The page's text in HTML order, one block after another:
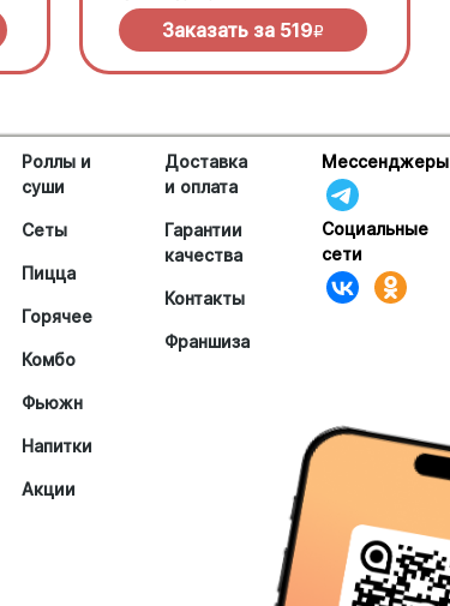
сливочного соуса и моцареллы.
Заказать за 519R
Роллы и
суши
Сеты
Пицца
Горячее
Комбо
Фьюжн
Напитки
Акции
Доставка
и оплата
Гарантии
качества
Контакты
Франшиза
Мессенджеры
Социальные
сети